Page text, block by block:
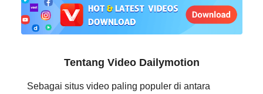
日本語
தமிழ்
Tentang Video Dailymotion
Sebagai situs video paling populer di antara